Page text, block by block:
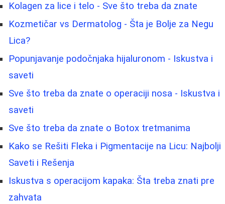
Kolagen za lice i telo - Sve što treba da znate
Kozmetičar vs Dermatolog - Šta je Bolje za Negu
Lica?
Popunjavanje podočnjaka hijaluronom - Iskustva i
saveti
Sve što treba da znate o operaciji nosa - Iskustva i
saveti
Sve što treba da znate o Botox tretmanima
Kako se Rešiti Fleka i Pigmentacije na Licu: Najbolji
Saveti i Rešenja
Iskustva s operacijom kapaka: Šta treba znati pre
zahvata